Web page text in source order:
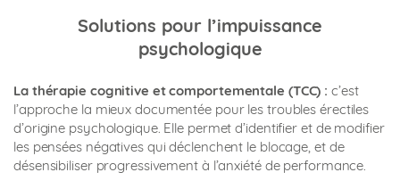
Solutions pour l’impuissance
psychologique
La thérapie cognitive et comportementale (TCC) : c’est
l’approche la mieux documentée pour les troubles érectiles
d’origine psychologique. Elle permet d’identifier et de modifier
les pensées négatives qui déclenchent le blocage, et de
désensibiliser progressivement à l’anxiété de performance.